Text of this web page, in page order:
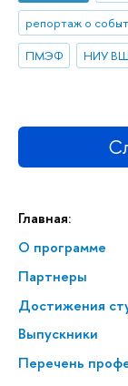
Главная:
О программе
Партнеры
Достижения
Выпускники
Перечень
репортаж о
ПМЭФ
НИУ